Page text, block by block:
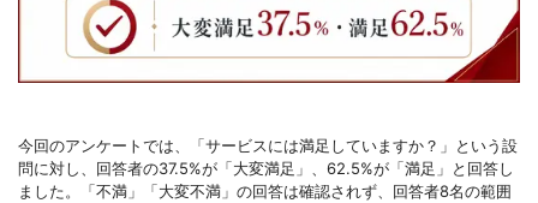
今回のアンケートでは、「サービスには満足していますか？」という設
問に対し、回答者の37.5%が「大変満足」、62.5%が「満足」と回答し
ました。「不満」「大変不満」の回答は確認されず、回答者8名の範囲